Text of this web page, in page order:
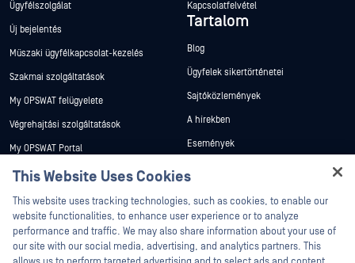
Ügyfélszolgálat
Új bejelentés
Műszaki ügyfélkapcsolat-kezelés
Szakmai szolgáltatások
My OPSWAT felügyelete
Végrehajtási szolgáltatások
My OPSWAT Portal
Műszaki dokumentáció
Képzések
Biztonsági sebezhetőségi program
Partnerek
Kapcsolatfelvétel
Tartalom
Blog
Ügyfelek sikertörténetei
Sajtóközlemények
A hírekben
Események
Fehér könyvek
This Website Uses Cookies
This website uses tracking technologies, such as cookies, to enable our
website functionalities, to enhance user experience or to analyze
performance and traffic. We may also share information about your use of
our site with our social media, advertising, and analytics partners. This
Hey there!
I'm Ozzy, your OPSWAT virtual assistant.
How can I help you secure what's critical
today?